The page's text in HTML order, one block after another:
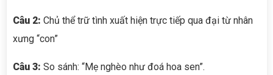
Câu 2: Chủ thể trữ tình xuất hiện trực tiếp qua đại từ nhân
xưng “con”
Câu 3: So sánh: “Mẹ nghèo như đoá hoa sen”.